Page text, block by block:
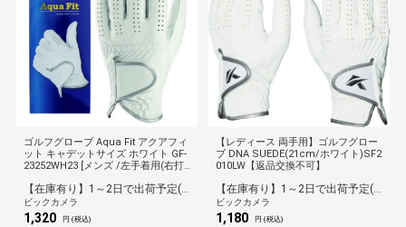
ゴルフグローブ Aqua Fit アクアフィ
ット キャデットサイズ ホワイト GF-
23252WH23 [メンズ /左手着用(右打
ビックカメラ
1,320 円 (税込)
【レディース 両手用】ゴルフグロー
ブ DNA SUEDE(21cm/ホワイト)SF2
010LW【返品交換不可】
ビックカメラ
1,180 円 (税込)